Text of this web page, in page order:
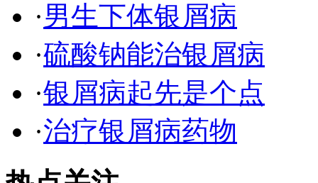
·男生下体银屑病
·硫酸钠能治银屑病
·银屑病起先是个点
·治疗银屑病药物